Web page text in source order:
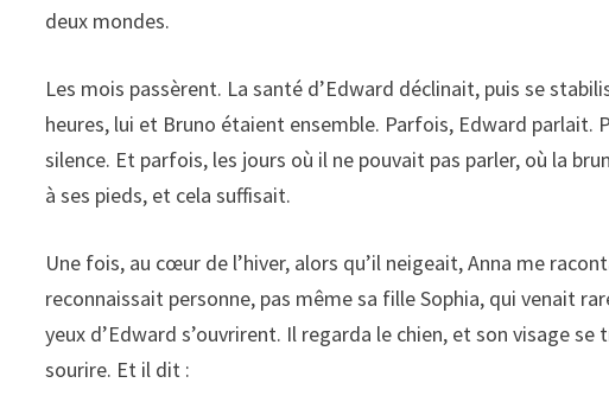
deux mondes.
Les mois passèrent. La santé d’Edward déclinait, puis se
heures, lui et Bruno étaient ensemble. Parfois, Edward
silence. Et parfois, les jours où il ne pouvait pas parler, où la
à ses pieds, et cela suffisait.
Une fois, au cœur de l’hiver, alors qu’il neigeait, Anna me
reconnaissait personne, pas même sa fille Sophia, qui venait
yeux d’Edward s’ouvrirent. Il regarda le chien, et son visage
sourire. Et il dit :